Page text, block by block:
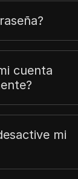
cuenta
mi